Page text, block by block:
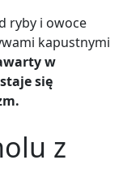
ryby i owoce
kapustnymi
w
się
z